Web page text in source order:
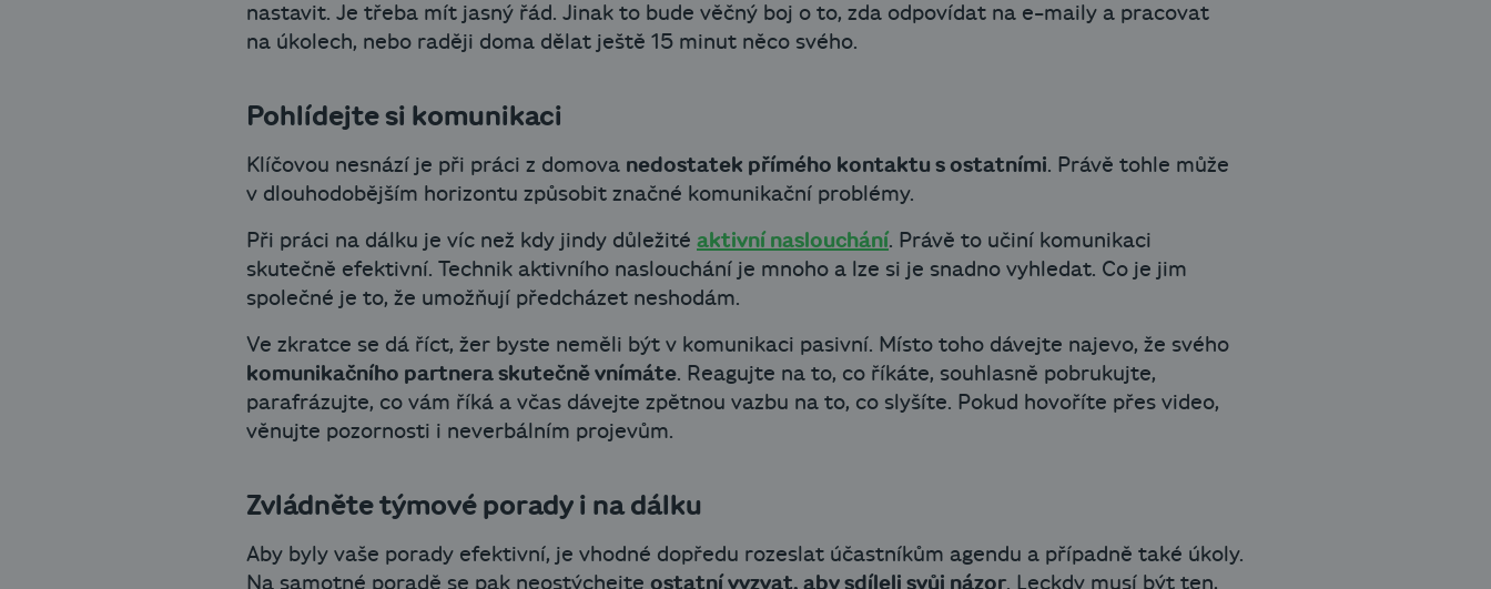
nastavit. Je třeba mít jasný řád. Jinak to bude věčný boj o to, zda odpovídat na e-maily a pracovat
na úkolech, nebo raději doma dělat ještě 15 minut něco svého.
Pohlídejte si komunikaci
Klíčovou nesnází je při práci z domova nedostatek přímého kontaktu s ostatními. Právě tohle může
v dlouhodobějším horizontu způsobit značné komunikační problémy.
Při práci na dálku je víc než kdy jindy důležité aktivní naslouchání. Právě to učiní komunikaci
skutečně efektivní. Technik aktivního naslouchání je mnoho a lze si je snadno vyhledat. Co je jim
společné je to, že umožňují předcházet neshodám.
Ve zkratce se dá říct, žer byste neměli být v komunikaci pasivní. Místo toho dávejte najevo, že svého
komunikačního partnera skutečně vnímáte. Reagujte na to, co říkáte, souhlasně pobrukujte,
parafrázujte, co vám říká a včas dávejte zpětnou vazbu na to, co slyšíte. Pokud hovoříte přes video,
věnujte pozornosti i neverbálním projevům.
Zvládněte týmové porady i na dálku
Aby byly vaše porady efektivní, je vhodné dopředu rozeslat účastníkům agendu a případně také úkoly.
Na samotné poradě se pak neostýchejte ostatní vyzvat, aby sdíleli svůj názor. Leckdy musí být ten,